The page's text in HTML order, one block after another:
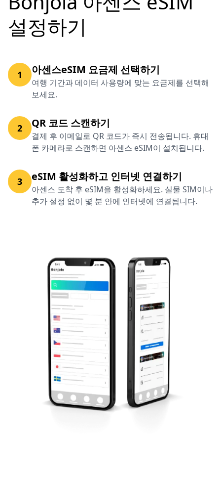
설정하기
1 아센스eSIM 요금제 선택하기
여행 기간과 데이터 사용량에 맞는 요금제를 선택해
보세요.
2 QR 코드 스캔하기
결제 후 이메일로 QR 코드가 즉시 전송됩니다. 휴대
폰 카메라로 스캔하면 아센스 eSIM이 설치됩니다.
3 eSIM 활성화하고 인터넷 연결하기
아센스 도착 후 eSIM을 활성화하세요. 실물 SIM이나
추가 설정 없이 몇 분 안에 인터넷에 연결됩니다.